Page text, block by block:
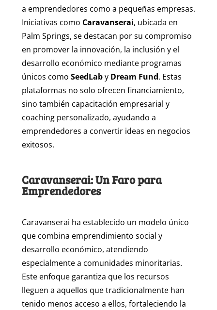
a emprendedores como a pequeñas empresas.
Iniciativas como Caravanserai, ubicada en
Palm Springs, se destacan por su compromiso
en promover la innovación, la inclusión y el
desarrollo económico mediante programas
únicos como SeedLaby Dream Fund. Estas
plataformas no solo ofrecen financiamiento,
sino también capacitación empresarial y
coaching personalizado, ayudando a
emprendedores a convertir ideas en negocios
exitosos.
Caravanserai: Un Faro para
Emprendedores
Caravanserai ha establecido un modelo único
que combina emprendimiento social y
desarrollo económico, atendiendo
especialmente a comunidades minoritarias.
Este enfoque garantiza que los recursos
lleguen a aquellos que tradicionalmente han
tenido menos acceso a ellos, fortaleciendo la